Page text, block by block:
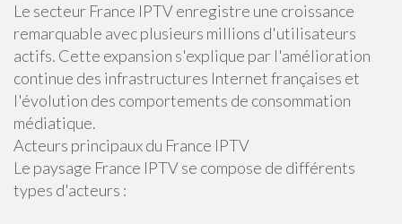
Le secteur France IPTV enregistre une croissance
remarquable avec plusieurs millions d'utilisateurs
actifs. Cette expansion s'explique par l'amélioration
continue des infrastructures Internet françaises et
l'évolution des comportements de consommation
médiatique.
Acteurs principaux du France IPTV
Le paysage France IPTV se compose de différents
types d'acteurs :